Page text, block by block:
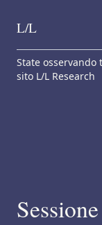
Skip to content
L/L
State
sito L/L Research